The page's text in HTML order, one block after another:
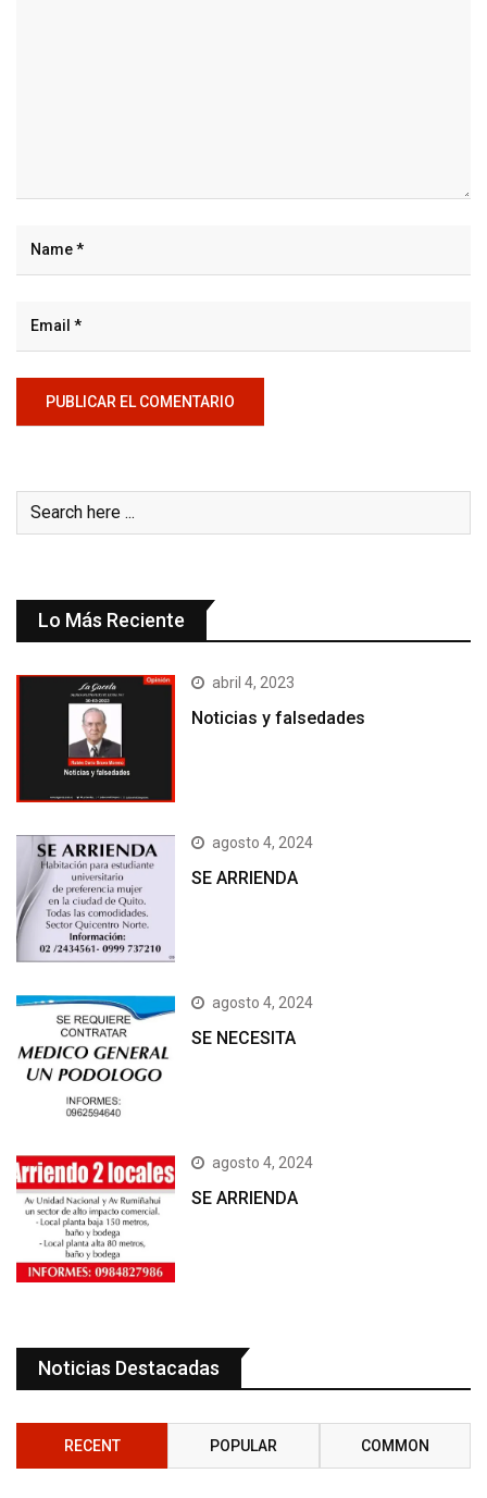
Lo Más Reciente
abril 4, 2023
Noticias y falsedades
agosto 4, 2024
SE ARRIENDA
agosto 4, 2024
SE NECESITA
agosto 4, 2024
SE ARRIENDA
Noticias Destacadas
RECENT POPULAR COMMON